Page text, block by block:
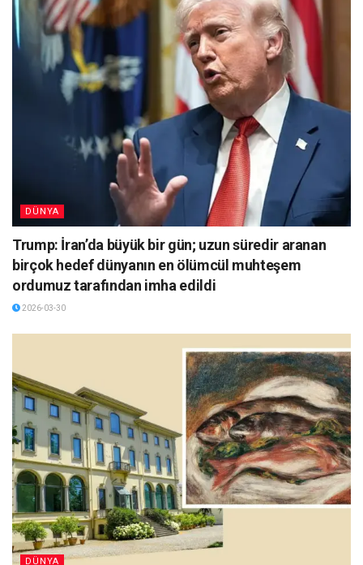
DÜNYA
Trump: İran’da büyük bir gün; uzun süredir aranan
birçok hedef dünyanın en ölümcül muhteşem
ordumuz tarafından imha edildi
2026-03-30
DÜNYA